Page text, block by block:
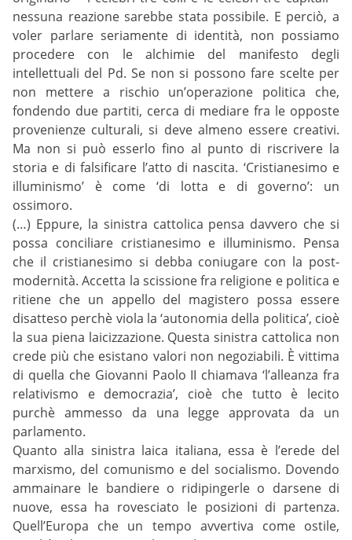
nessuna reazione sarebbe stata possibile. E perciò, a
voler parlare seriamente di identità, non possiamo
procedere con le alchimie del manifesto degli
intellettuali del Pd. Se non si possono fare scelte per
non mettere a rischio un’operazione politica che,
fondendo due partiti, cerca di mediare fra le opposte
provenienze culturali, si deve almeno essere creativi.
Ma non si può esserlo fino al punto di riscrivere la
storia e di falsificare l’atto di nascita. ‘Cristianesimo e
illuminismo’ è come ‘di lotta e di governo’: un
ossimoro.
(…) Eppure, la sinistra cattolica pensa davvero che si
possa conciliare cristianesimo e illuminismo. Pensa
che il cristianesimo si debba coniugare con la post-
modernità. Accetta la scissione fra religione e politica e
ritiene che un appello del magistero possa essere
disatteso perchè viola la ‘autonomia della politica’, cioè
la sua piena laicizzazione. Questa sinistra cattolica non
crede più che esistano valori non negoziabili. È vittima
di quella che Giovanni Paolo II chiamava ‘l’alleanza fra
relativismo e democrazia’, cioè che tutto è lecito
purchè ammesso da una legge approvata da un
parlamento.
Quanto alla sinistra laica italiana, essa è l’erede del
marxismo, del comunismo e del socialismo. Dovendo
ammainare le bandiere o ridipingerle o darsene di
nuove, essa ha rovesciato le posizioni di partenza.
Quell’Europa che un tempo avvertiva come ostile,